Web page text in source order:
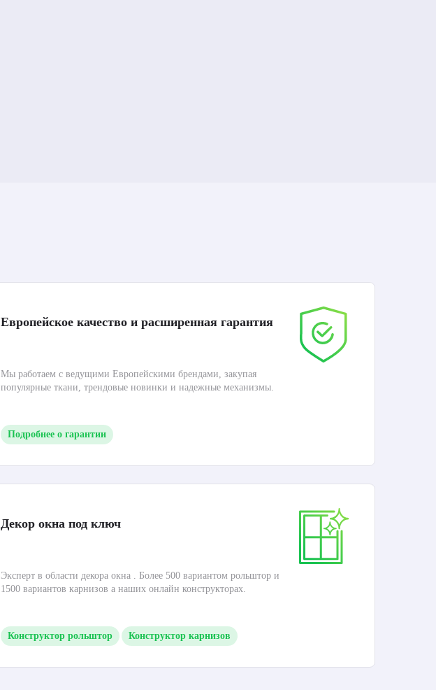
Европейское качество и расширенная гарантия
Мы работаем с ведущими Европейскими брендами, закупая
популярные ткани, трендовые новинки и надежные механизмы.
Подробнее о гарантии
Декор окна под ключ
Эксперт в области декора окна . Более 500 вариантом рольштор и
1500 вариантов карнизов а наших онлайн конструкторах.
Конструктор рольштор Конструктор карнизов